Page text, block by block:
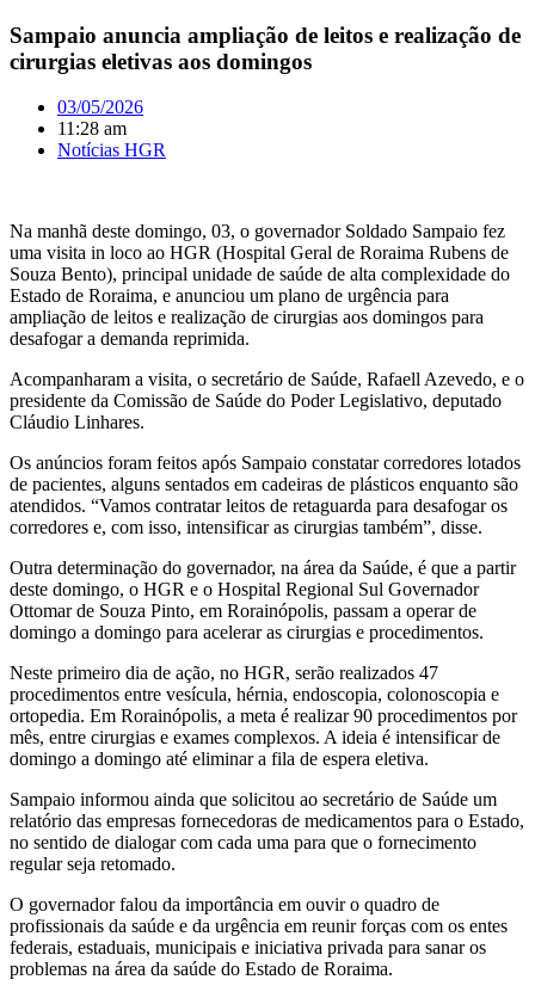
Sampaio anuncia ampliação de leitos e realização de
cirurgias eletivas aos domingos
03/05/2026
11:28 am
Notícias HGR
Na manhã deste domingo, 03, o governador Soldado Sampaio fez
uma visita in loco ao HGR (Hospital Geral de Roraima Rubens de
Souza Bento), principal unidade de saúde de alta complexidade do
Estado de Roraima, e anunciou um plano de urgência para
ampliação de leitos e realização de cirurgias aos domingos para
desafogar a demanda reprimida.
Acompanharam a visita, o secretário de Saúde, Rafaell Azevedo, e o
presidente da Comissão de Saúde do Poder Legislativo, deputado
Cláudio Linhares.
Os anúncios foram feitos após Sampaio constatar corredores lotados
de pacientes, alguns sentados em cadeiras de plásticos enquanto são
atendidos. “Vamos contratar leitos de retaguarda para desafogar os
corredores e, com isso, intensificar as cirurgias também”, disse.
Outra determinação do governador, na área da Saúde, é que a partir
deste domingo, o HGR e o Hospital Regional Sul Governador
Ottomar de Souza Pinto, em Rorainópolis, passam a operar de
domingo a domingo para acelerar as cirurgias e procedimentos.
Neste primeiro dia de ação, no HGR, serão realizados 47
procedimentos entre vesícula, hérnia, endoscopia, colonoscopia e
ortopedia. Em Rorainópolis, a meta é realizar 90 procedimentos por
mês, entre cirurgias e exames complexos. A ideia é intensificar de
domingo a domingo até eliminar a fila de espera eletiva.
Sampaio informou ainda que solicitou ao secretário de Saúde um
relatório das empresas fornecedoras de medicamentos para o Estado,
no sentido de dialogar com cada uma para que o fornecimento
regular seja retomado.
O governador falou da importância em ouvir o quadro de
profissionais da saúde e da urgência em reunir forças com os entes
federais, estaduais, municipais e iniciativa privada para sanar os
problemas na área da saúde do Estado de Roraima.